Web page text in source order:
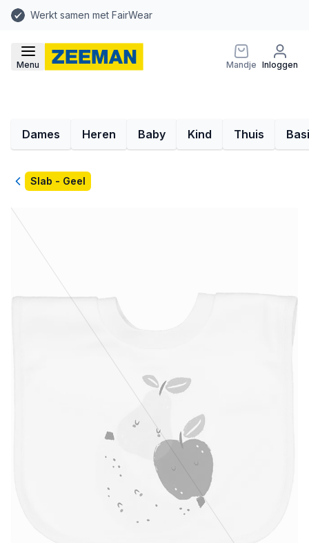
Werkt samen met FairWear
Menu Mandje Inloggen
Dames Heren Baby Kind Thuis
TerugSlab - Geel